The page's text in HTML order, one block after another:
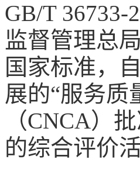
GB/T 36733-
监督管理总
国家标准，自
展的“服务质
（CNCA）
的综合评价